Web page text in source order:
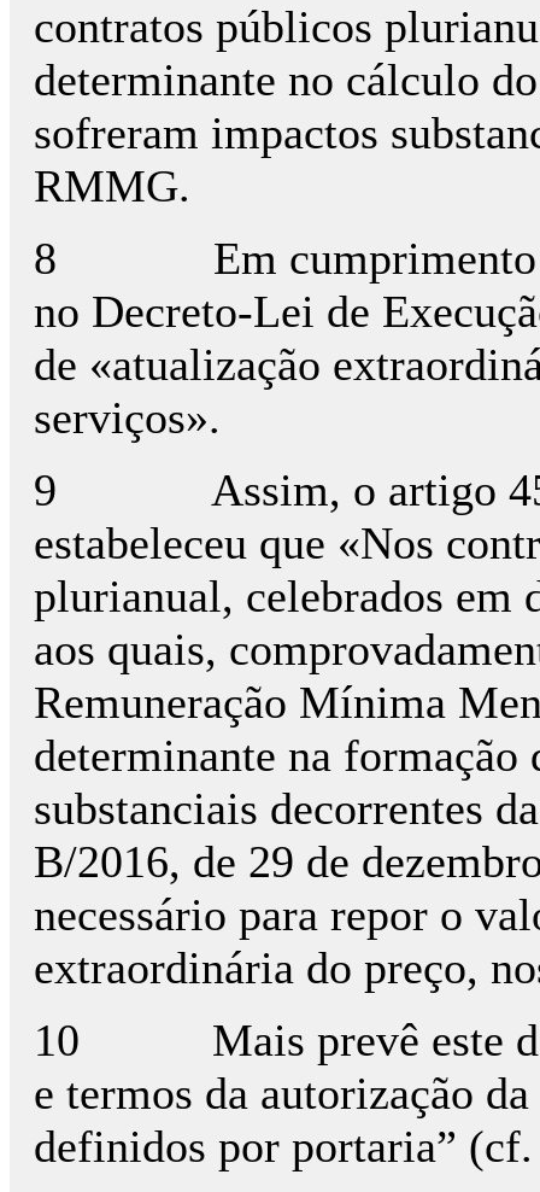
contratos públicos
determinante no cálculo
sofreram impactos
RMMG.
8 Em cumprimento
no Decreto-Lei de
de «atualização
serviços».
9 Assim, o artigo 45º
estabeleceu que «Nos
plurianual, celebrados em
aos quais,
Remuneração Mínima
determinante na
substanciais decorrentes
B/2016, de 29 de
necessário para repor o
extraordinária do preço,
10 Mais prevê este
e termos da autorização
definidos por portaria” (cf.